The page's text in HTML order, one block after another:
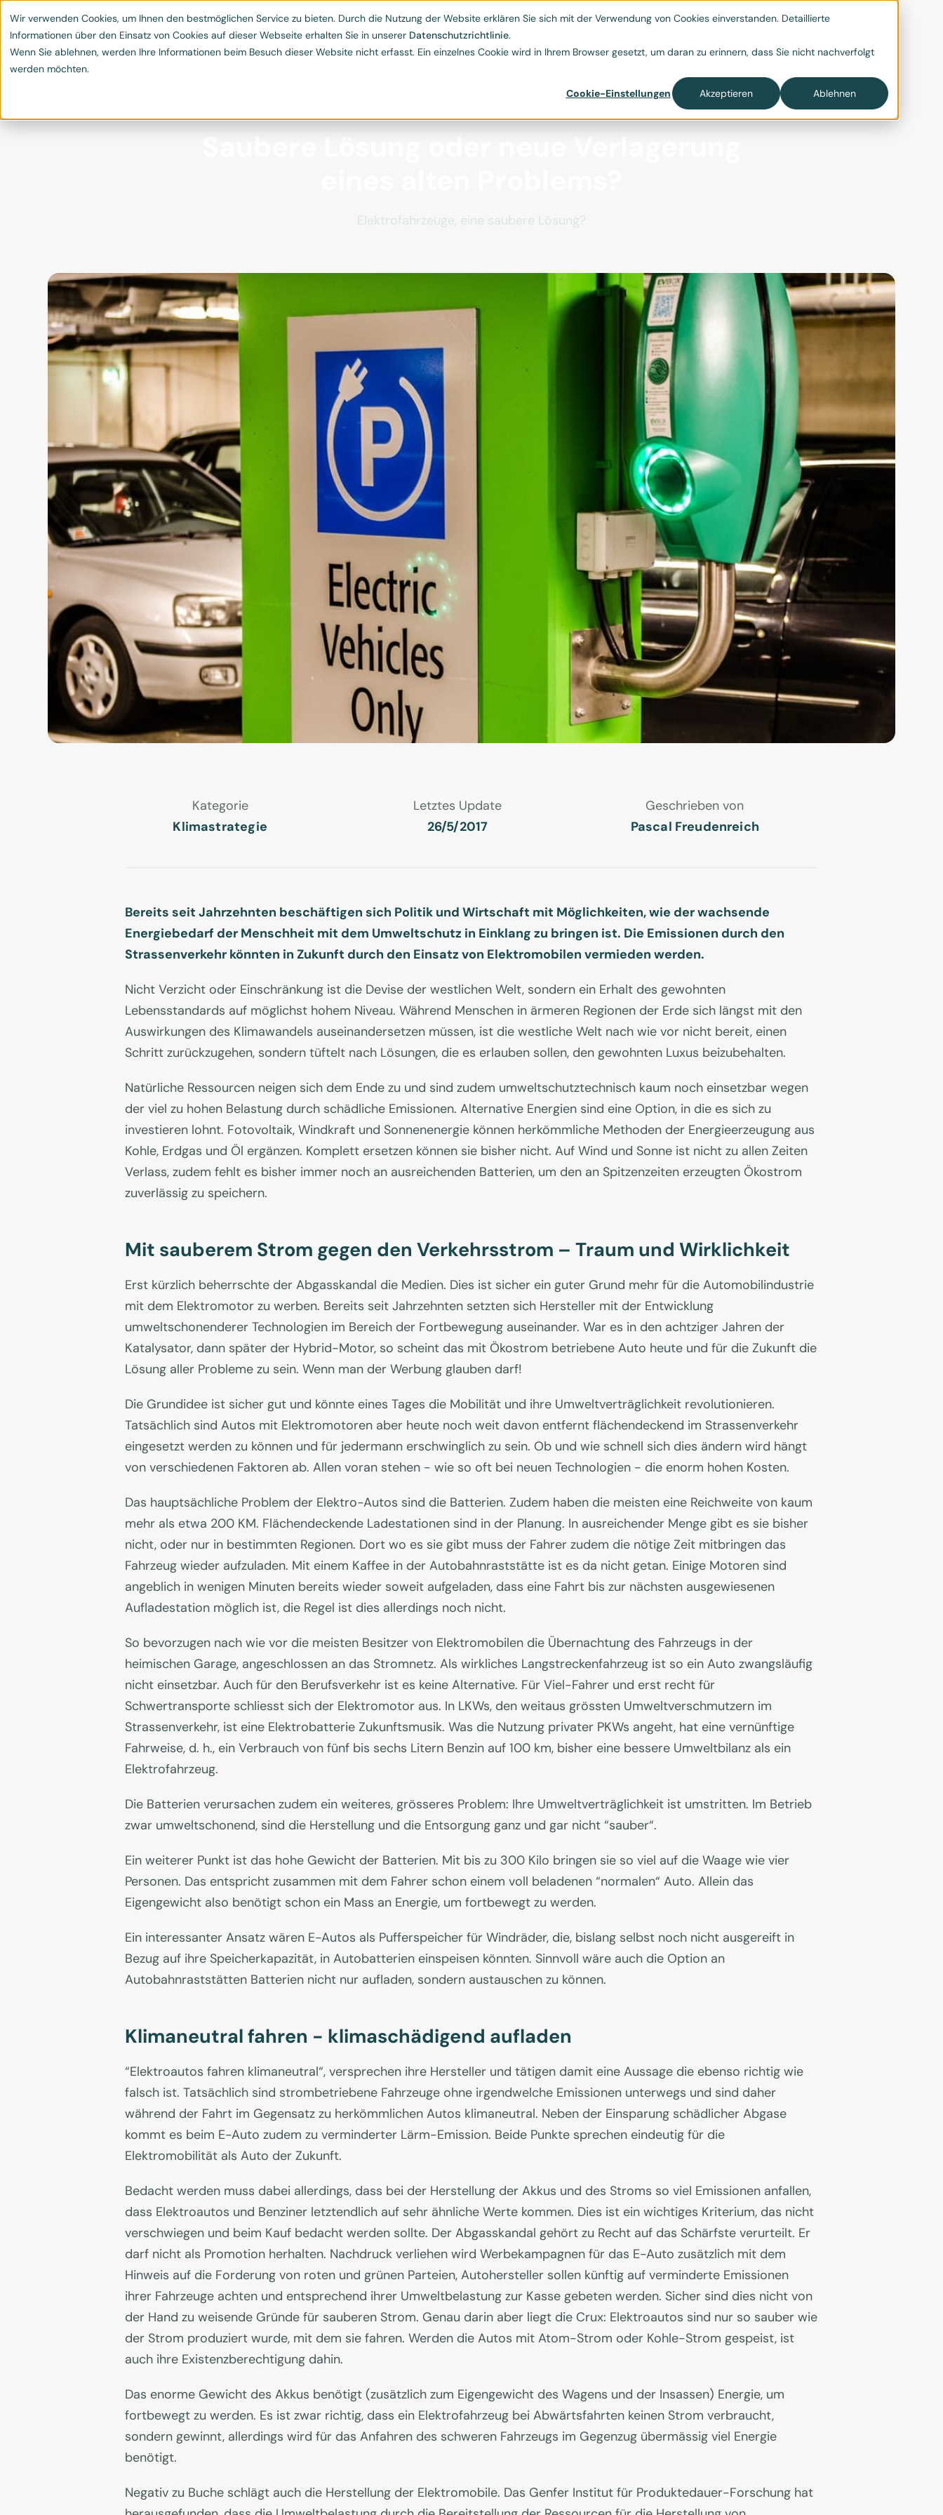
Wir verwenden Cookies, um Ihnen den bestmöglichen Service zu bieten. Durch die Nutzung der Website erklären Sie sich mit der Verwendung von Cookies einverstanden. Detaillierte
Informationen über den Einsatz von Cookies auf dieser Webseite erhalten Sie in unserer Datenschutzrichtlinie.
Wenn Sie ablehnen, werden Ihre Informationen beim Besuch dieser Website nicht erfasst. Ein einzelnes Cookie wird in Ihrem Browser gesetzt, um daran zu erinnern, dass Sie nicht nachverfolgt
werden möchten.
Cookie-Einstellungen
Akzeptieren Ablehnen
Leistungen  Klimaschutzprojekte  Blog & Ressourcen  Über uns  Kontakt ESG-Hub 
Elektrofahrzeuge, eine saubere Lösung?
Kategorie
Klimastrategie
Letztes Update
26/5/2017
Geschrieben von
Pascal Freudenreich
Bereits seit Jahrzehnten beschäftigen sich Politik und Wirtschaft mit Möglichkeiten, wie der wachsende
Energiebedarf der Menschheit mit dem Umweltschutz in Einklang zu bringen ist. Die Emissionen durch den
Strassenverkehr könnten in Zukunft durch den Einsatz von Elektromobilen vermieden werden.
Nicht Verzicht oder Einschränkung ist die Devise der westlichen Welt, sondern ein Erhalt des gewohnten
Lebensstandards auf möglichst hohem Niveau. Während Menschen in ärmeren Regionen der Erde sich längst mit den
Auswirkungen des Klimawandels auseinandersetzen müssen, ist die westliche Welt nach wie vor nicht bereit, einen
Schritt zurückzugehen, sondern tüftelt nach Lösungen, die es erlauben sollen, den gewohnten Luxus beizubehalten.
Natürliche Ressourcen neigen sich dem Ende zu und sind zudem umweltschutztechnisch kaum noch einsetzbar wegen
der viel zu hohen Belastung durch schädliche Emissionen. Alternative Energien sind eine Option, in die es sich zu
investieren lohnt. Fotovoltaik, Windkraft und Sonnenenergie können herkömmliche Methoden der Energieerzeugung aus
Kohle, Erdgas und Öl ergänzen. Komplett ersetzen können sie bisher nicht. Auf Wind und Sonne ist nicht zu allen Zeiten
Verlass, zudem fehlt es bisher immer noch an ausreichenden Batterien, um den an Spitzenzeiten erzeugten Ökostrom
zuverlässig zu speichern.
Mit sauberem Strom gegen den Verkehrsstrom – Traum und Wirklichkeit
Erst kürzlich beherrschte der Abgasskandal die Medien. Dies ist sicher ein guter Grund mehr für die Automobilindustrie
mit dem Elektromotor zu werben. Bereits seit Jahrzehnten setzten sich Hersteller mit der Entwicklung
umweltschonenderer Technologien im Bereich der Fortbewegung auseinander. War es in den achtziger Jahren der
Katalysator, dann später der Hybrid-Motor, so scheint das mit Ökostrom betriebene Auto heute und für die Zukunft die
Lösung aller Probleme zu sein. Wenn man der Werbung glauben darf!
Die Grundidee ist sicher gut und könnte eines Tages die Mobilität und ihre Umweltverträglichkeit revolutionieren.
Tatsächlich sind Autos mit Elektromotoren aber heute noch weit davon entfernt flächendeckend im Strassenverkehr
eingesetzt werden zu können und für jedermann erschwinglich zu sein. Ob und wie schnell sich dies ändern wird hängt
von verschiedenen Faktoren ab. Allen voran stehen - wie so oft bei neuen Technologien - die enorm hohen Kosten.
Das hauptsächliche Problem der Elektro-Autos sind die Batterien. Zudem haben die meisten eine Reichweite von kaum
mehr als etwa 200 KM. Flächendeckende Ladestationen sind in der Planung. In ausreichender Menge gibt es sie bisher
nicht, oder nur in bestimmten Regionen. Dort wo es sie gibt muss der Fahrer zudem die nötige Zeit mitbringen das
Fahrzeug wieder aufzuladen. Mit einem Kaffee in der Autobahnraststätte ist es da nicht getan. Einige Motoren sind
angeblich in wenigen Minuten bereits wieder soweit aufgeladen, dass eine Fahrt bis zur nächsten ausgewiesenen
Aufladestation möglich ist, die Regel ist dies allerdings noch nicht.
So bevorzugen nach wie vor die meisten Besitzer von Elektromobilen die Übernachtung des Fahrzeugs in der
heimischen Garage, angeschlossen an das Stromnetz. Als wirkliches Langstreckenfahrzeug ist so ein Auto zwangsläufig
nicht einsetzbar. Auch für den Berufsverkehr ist es keine Alternative. Für Viel-Fahrer und erst recht für
Schwertransporte schliesst sich der Elektromotor aus. In LKWs, den weitaus grössten Umweltverschmutzern im
Strassenverkehr, ist eine Elektrobatterie Zukunftsmusik. Was die Nutzung privater PKWs angeht, hat eine vernünftige
Fahrweise, d. h., ein Verbrauch von fünf bis sechs Litern Benzin auf 100 km, bisher eine bessere Umweltbilanz als ein
Elektrofahrzeug.
Die Batterien verursachen zudem ein weiteres, grösseres Problem: Ihre Umweltverträglichkeit ist umstritten. Im Betrieb
zwar umweltschonend, sind die Herstellung und die Entsorgung ganz und gar nicht “sauber“.
Ein weiterer Punkt ist das hohe Gewicht der Batterien. Mit bis zu 300 Kilo bringen sie so viel auf die Waage wie vier
Personen. Das entspricht zusammen mit dem Fahrer schon einem voll beladenen “normalen“ Auto. Allein das
Eigengewicht also benötigt schon ein Mass an Energie, um fortbewegt zu werden.
Ein interessanter Ansatz wären E-Autos als Pufferspeicher für Windräder, die, bislang selbst noch nicht ausgereift in
Bezug auf ihre Speicherkapazität, in Autobatterien einspeisen könnten. Sinnvoll wäre auch die Option an
Autobahnraststätten Batterien nicht nur aufladen, sondern austauschen zu können.
Klimaneutral fahren - klimaschädigend aufladen
“Elektroautos fahren klimaneutral“, versprechen ihre Hersteller und tätigen damit eine Aussage die ebenso richtig wie
falsch ist. Tatsächlich sind strombetriebene Fahrzeuge ohne irgendwelche Emissionen unterwegs und sind daher
während der Fahrt im Gegensatz zu herkömmlichen Autos klimaneutral. Neben der Einsparung schädlicher Abgase
kommt es beim E-Auto zudem zu verminderter Lärm-Emission. Beide Punkte sprechen eindeutig für die
Elektromobilität als Auto der Zukunft.
Bedacht werden muss dabei allerdings, dass bei der Herstellung der Akkus und des Stroms so viel Emissionen anfallen,
dass Elektroautos und Benziner letztendlich auf sehr ähnliche Werte kommen. Dies ist ein wichtiges Kriterium, das nicht
verschwiegen und beim Kauf bedacht werden sollte. Der Abgasskandal gehört zu Recht auf das Schärfste verurteilt. Er
darf nicht als Promotion herhalten. Nachdruck verliehen wird Werbekampagnen für das E-Auto zusätzlich mit dem
Hinweis auf die Forderung von roten und grünen Parteien, Autohersteller sollen künftig auf verminderte Emissionen
ihrer Fahrzeuge achten und entsprechend ihrer Umweltbelastung zur Kasse gebeten werden. Sicher sind dies nicht von
der Hand zu weisende Gründe für sauberen Strom. Genau darin aber liegt die Crux: Elektroautos sind nur so sauber wie
der Strom produziert wurde, mit dem sie fahren. Werden die Autos mit Atom-Strom oder Kohle-Strom gespeist, ist
auch ihre Existenzberechtigung dahin.
Das enorme Gewicht des Akkus benötigt (zusätzlich zum Eigengewicht des Wagens und der Insassen) Energie, um
fortbewegt zu werden. Es ist zwar richtig, dass ein Elektrofahrzeug bei Abwärtsfahrten keinen Strom verbraucht,
sondern gewinnt, allerdings wird für das Anfahren des schweren Fahrzeugs im Gegenzug übermässig viel Energie
benötigt.
Negativ zu Buche schlägt auch die Herstellung der Elektromobile. Das Genfer Institut für Produktedauer-Forschung hat